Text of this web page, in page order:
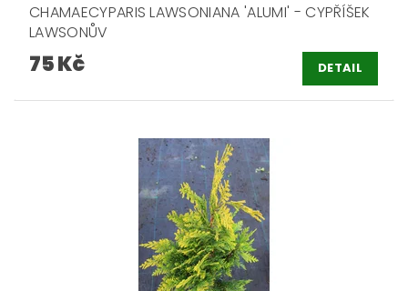
CHAMAECYPARIS LAWSONIANA 'ALUMI' - CYPŘÍŠEK
LAWSONŮV
75 Kč DETAIL